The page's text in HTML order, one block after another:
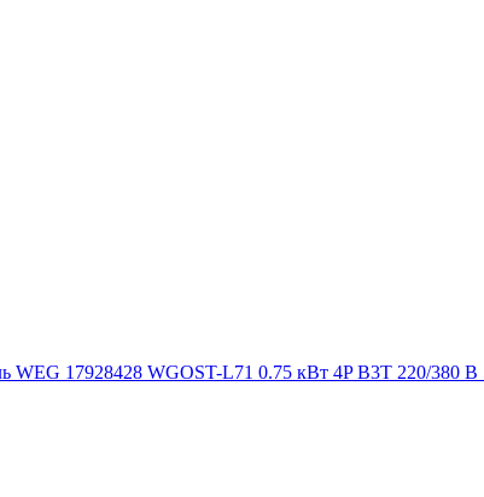
WEG 17928428 WGOST-L71 0.75 кВт 4P B3T 220/380 В